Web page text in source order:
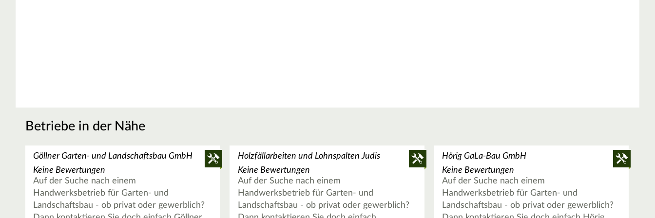
Betriebe in der Nähe
Göllner Garten- und Landschaftsbau GmbH
Keine Bewertungen
Auf der Suche nach einem
Handwerksbetrieb für Garten- und
Landschaftsbau - ob privat oder gewerblich?
Holzfällarbeiten und Lohnspalten Judis
Keine Bewertungen
Auf der Suche nach einem
Handwerksbetrieb für Garten- und
Landschaftsbau - ob privat oder gewerblich?
Hörig GaLa-Bau GmbH
Keine Bewertungen
Auf der Suche nach einem
Handwerksbetrieb für Garten- und
Landschaftsbau - ob privat oder gewerblich?